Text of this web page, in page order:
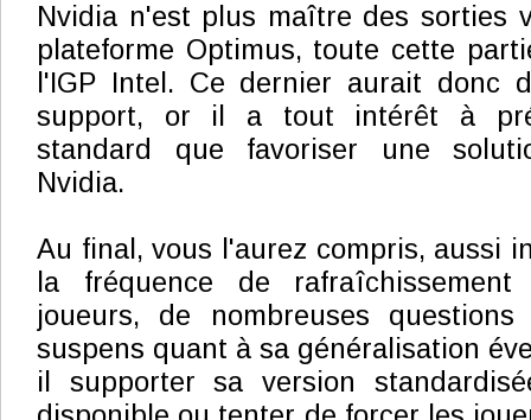
Nvidia n'est plus maître des sorties
plateforme Optimus, toute cette
l'IGP Intel. Ce dernier aurait donc
support, or il a tout intérêt à
standard que favoriser une
Nvidia.
Au final, vous l'aurez compris, aussi
la fréquence de
joueurs, de nombreuses
suspens quant à sa généralisation
il supporter sa version